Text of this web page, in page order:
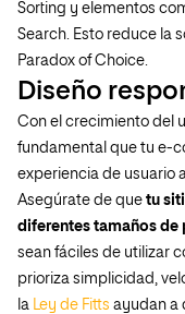
Sorting y elementos
Search. Esto reduce la
Paradox of Choice.
Diseño
Con el crecimiento del
fundamental que tu e-
experiencia de usuario
Asegúrate de que tu
diferentes tamaños de
sean fáciles de utilizar
prioriza simplicidad,
la Ley de Fitts ayudan a